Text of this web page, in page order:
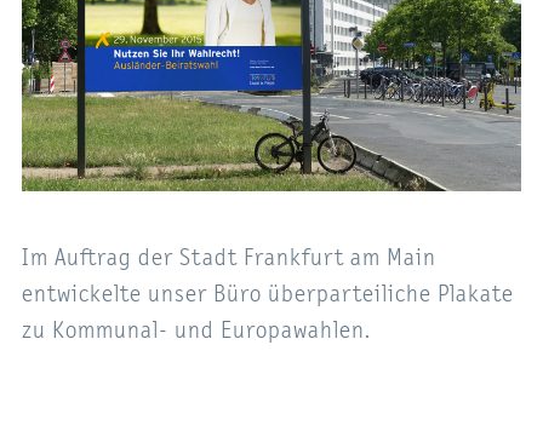
Im Auftrag der Stadt Frankfurt am Main
entwickelte unser Büro überparteiliche Plakate
zu Kommunal- und Europawahlen.